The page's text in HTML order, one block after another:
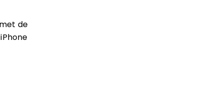
de